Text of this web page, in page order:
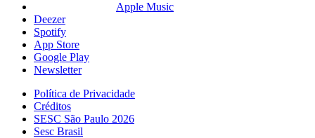
Apple Music
Deezer
Spotify
App Store
Google Play
Newsletter
Política de Privacidade
Créditos
SESC São Paulo 2026
Sesc Brasil